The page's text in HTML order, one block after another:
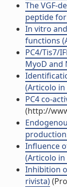
The VGF-
peptide
In vitro
functions
PC4/Tis7/
MyoD and
(Articolo
PC4 co-
(http://
Influence
(Articolo
Inhibition
rivista)